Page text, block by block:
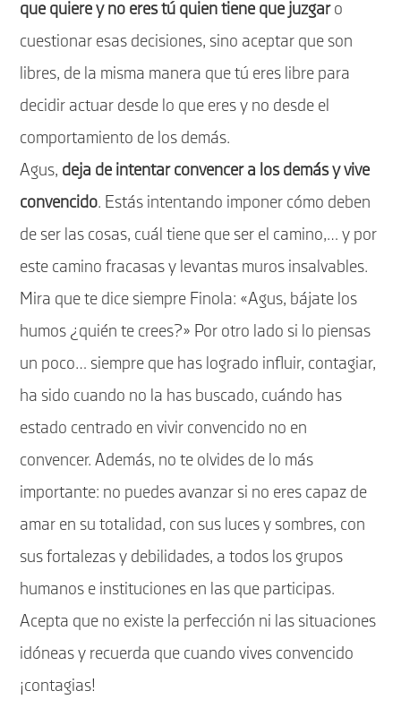
que quiere y no eres tú quien tiene que juzgaro
cuestionar esas decisiones, sino aceptar que son
libres, de la misma manera que tú eres libre para
decidir actuar desde lo que eres y no desde el
comportamiento de los demás.
Agus, deja de intentar convencer a los demás y vive
convencido. Estás intentando imponer cómo deben
de ser las cosas, cuál tiene que ser el camino,… y por
este camino fracasas y levantas muros insalvables.
Mira que te dice siempre Finola: «Agus, bájate los
humos ¿quién te crees?» Por otro lado si lo piensas
un poco… siempre que has logrado influir, contagiar,
ha sido cuando no la has buscado, cuándo has
estado centrado en vivir convencido no en
convencer. Además, no te olvides de lo más
importante: no puedes avanzar si no eres capaz de
amar en su totalidad, con sus luces y sombres, con
sus fortalezas y debilidades, a todos los grupos
humanos e instituciones en las que participas.
Acepta que no existe la perfección ni las situaciones
idóneas y recuerda que cuando vives convencido
¡contagias!